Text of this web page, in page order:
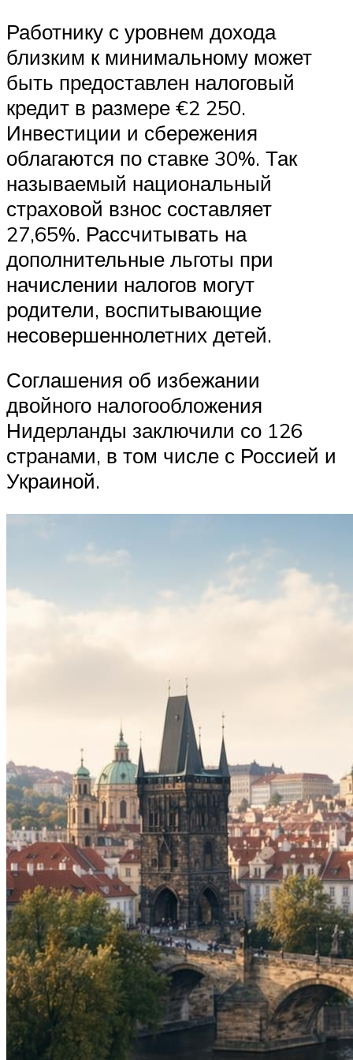
Работнику с уровнем дохода
близким к минимальному может
быть предоставлен налоговый
кредит в размере €2 250.
Инвестиции и сбережения
облагаются по ставке 30%. Так
называемый национальный
страховой взнос составляет
27,65%. Рассчитывать на
дополнительные льготы при
начислении налогов могут
родители, воспитывающие
несовершеннолетних детей.
Соглашения об избежании
двойного налогообложения
Нидерланды заключили со 126
странами, в том числе с Россией и
Украиной.